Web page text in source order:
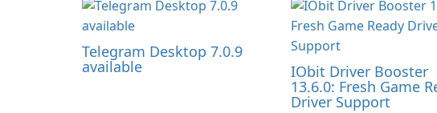
Telegram Desktop 7.0.9
available IObit Driver Booster
13.6.0: Fresh Game
Driver Support